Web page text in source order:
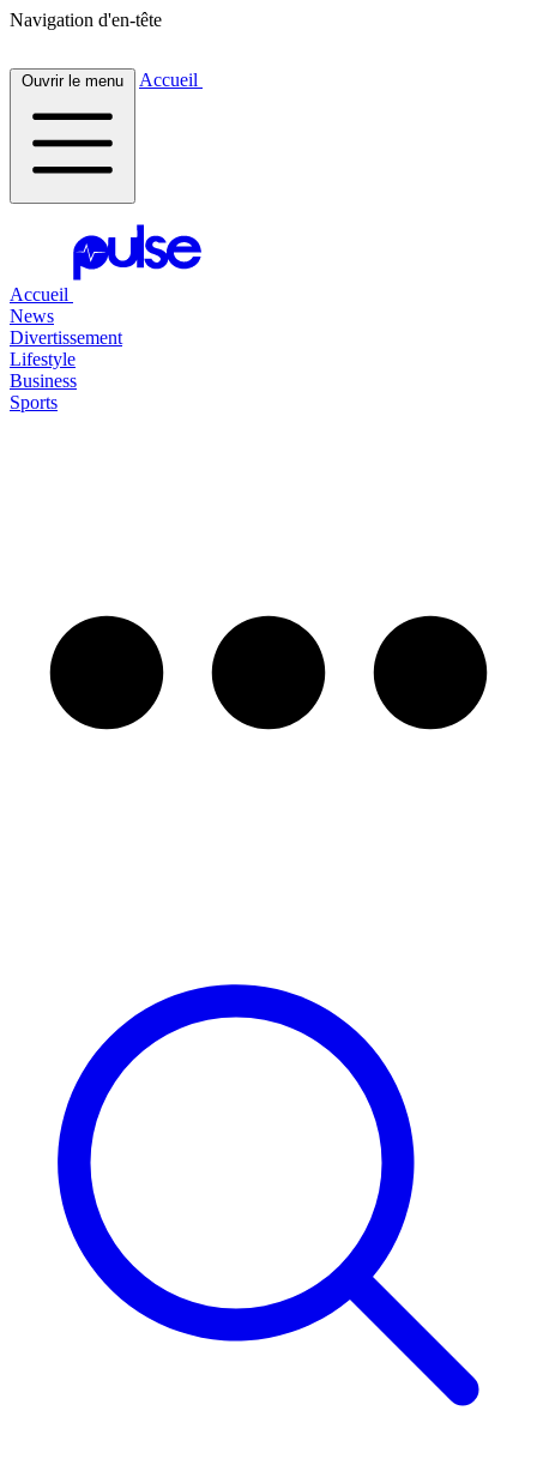
Navigation d'en-tête
Ouvrir le menu Accueil
Accueil
News
Divertissement
Lifestyle
Business
Sports